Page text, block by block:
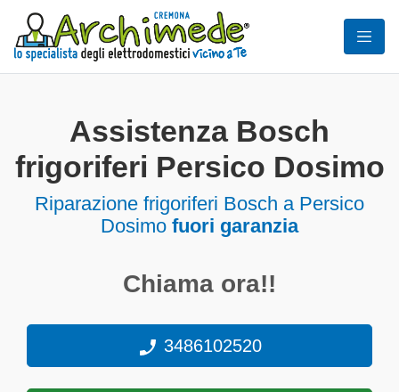
Assistenza Bosch
frigoriferi Persico Dosimo
Riparazione frigoriferi Bosch a Persico
Dosimo fuori garanzia
Chiama ora!!
3486102520